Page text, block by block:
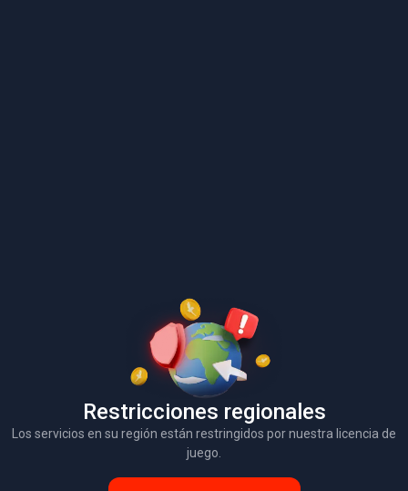
Restricciones regionales
Los servicios en su región están restringidos por nuestra licencia de
juego.